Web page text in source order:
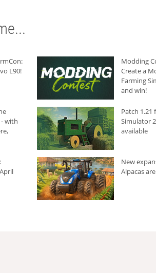
L90!
Modding
Create a
Farming
and win!
with
Patch 1.21
Simulator
available
New
Alpacas